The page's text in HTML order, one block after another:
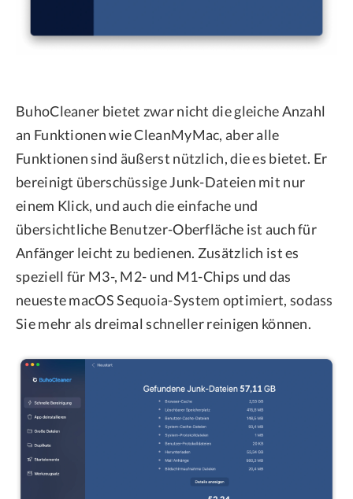
BuhoCleaner bietet zwar nicht die gleiche Anzahl
an Funktionen wie CleanMyMac, aber alle
Funktionen sind äußerst nützlich, die es bietet. Er
bereinigt überschüssige Junk-Dateien mit nur
einem Klick, und auch die einfache und
übersichtliche Benutzer-Oberfläche ist auch für
Anfänger leicht zu bedienen. Zusätzlich ist es
speziell für M3-, M2- und M1-Chips und das
neueste macOS Sequoia-System optimiert, sodass
Sie mehr als dreimal schneller reinigen können.